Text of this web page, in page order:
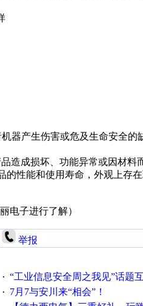
器产生伤害或危及生命安全的
造成损坏、功能异常或因材料
的性能和使用寿命，外观上存
电子进行了解）
举报
· “工业信息安全周之我见”话题互动获奖名单发布公告
· 7月7与安川来“相会”！